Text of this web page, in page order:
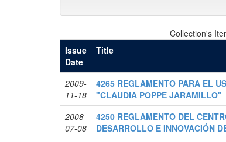
Collection's
Issue
Date
Title
2009-
11-18
4265 REGLAMENTO PARA EL
"CLAUDIA POPPE JARAMILLO"
2008-
07-08
4250 REGLAMENTO DEL
DESARROLLO E INNOVACIÓN